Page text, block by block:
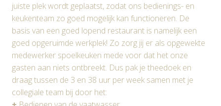
juiste plek wordt geplaatst, zodat ons bedienings- en
keukenteam zo goed mogelijk kan functioneren. De
basis van een goed lopend restaurant is namelijk een
goed opgeruimde werkplek! Zo zorg jij er als opgewekte
medewerker spoelkeuken mede voor dat het onze
gasten aan niets ontbreekt. Dus pak je theedoek en
draag tussen de 3 en 38 uur per week samen met je
collegiale team bij door het: